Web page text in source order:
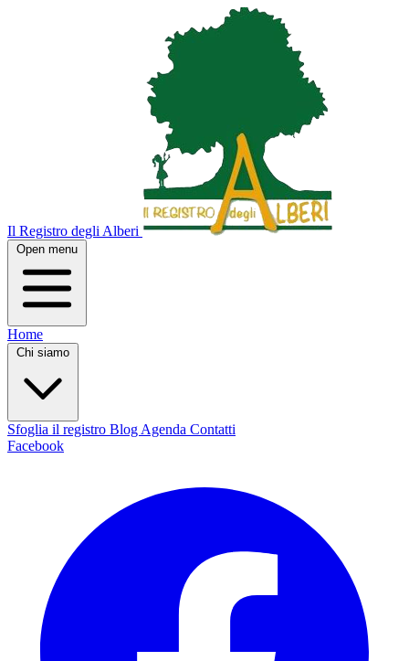
Il Registro degli Alberi
Open menu
Home
Chi siamo
Sfoglia il registro Blog Agenda Contatti
Facebook